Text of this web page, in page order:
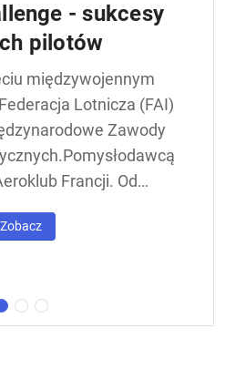
- sukcesy
pilotów
międzywojennym
Lotnicza (FAI)
Zawody
Francji. Od
nazywane były w
się m.in. Warszawa.
Zobacz